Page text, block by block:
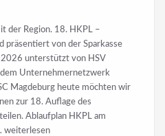
der Region. 18. HKPL –
präsentiert von der Sparkasse
2026 unterstützt von HSV
Unternehmernetzwerk
Magdeburg heute möchten wir
zur 18. Auflage des
Ablaufplan HKPL am
18.
weiterlesen